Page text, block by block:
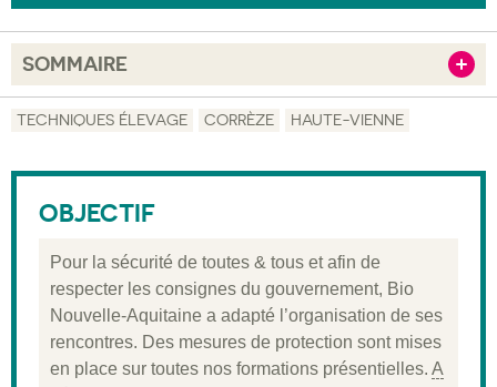
SOMMAIRE
Validation
Moyens pédagogiques
Informations pratiques
TECHNIQUES ÉLEVAGE CORRÈZE HAUTE-VIENNE
OBJECTIF
Pour la sécurité de toutes & tous et afin de
respecter les consignes du gouvernement, Bio
Nouvelle-Aquitaine a adapté l’organisation de ses
rencontres. Des mesures de protection sont mises
en place sur toutes nos formations présentielles. A